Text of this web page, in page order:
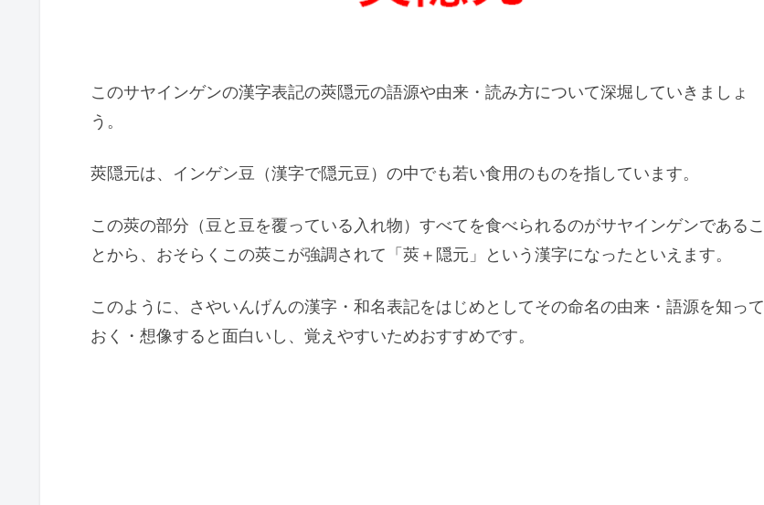
このサヤインゲンの漢字表記の莢隠元の語源や由来・読み方について深堀していきましょ
う。
莢隠元は、インゲン豆（漢字で隠元豆）の中でも若い食用のものを指しています。
この莢の部分（豆と豆を覆っている入れ物）すべてを食べられるのがサヤインゲンであるこ
とから、おそらくこの莢こが強調されて「莢＋隠元」という漢字になったといえます。
このように、さやいんげんの漢字・和名表記をはじめとしてその命名の由来・語源を知って
おく・想像すると面白いし、覚えやすいためおすすめです。